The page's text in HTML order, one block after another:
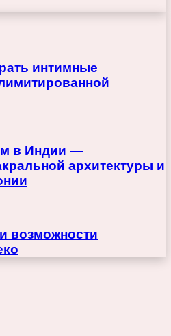
интимные
в Индии —
архитектуры и
возможности